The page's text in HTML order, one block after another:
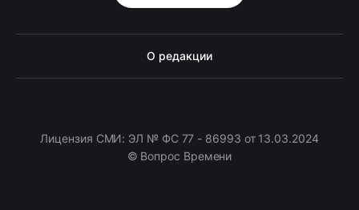
О редакции
Лицензия СМИ: ЭЛ № ФС 77 - 86993 от 13.03.2024
© Вопрос Времени